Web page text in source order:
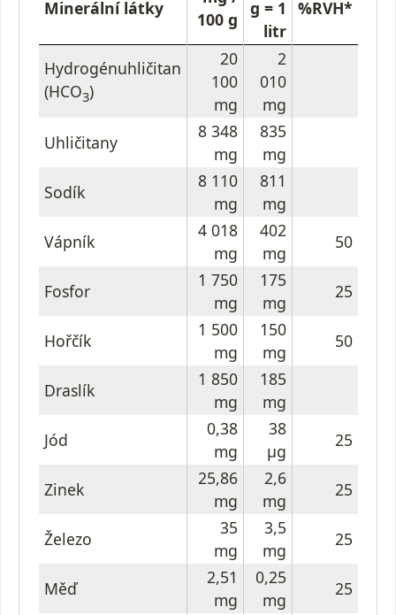
Minerální látky
100 g
g = 1
litr
%RVH*
Hydrogénuhličitan
(HCO3)
20
100
mg
2
010
mg
Uhličitany
8 348
mg
835
mg
Sodík
8 110
mg
811
mg
Vápník
4 018
mg
402
mg
50
Fosfor
1 750
mg
175
mg
25
Hořčík
1 500
mg
150
mg
50
Draslík
1 850
mg
185
mg
Jód
0,38
mg
38
μg
25
Zinek
25,86
mg
2,6
mg
25
Železo
35
mg
3,5
mg
25
Měď
2,51
mg
0,25
mg
25